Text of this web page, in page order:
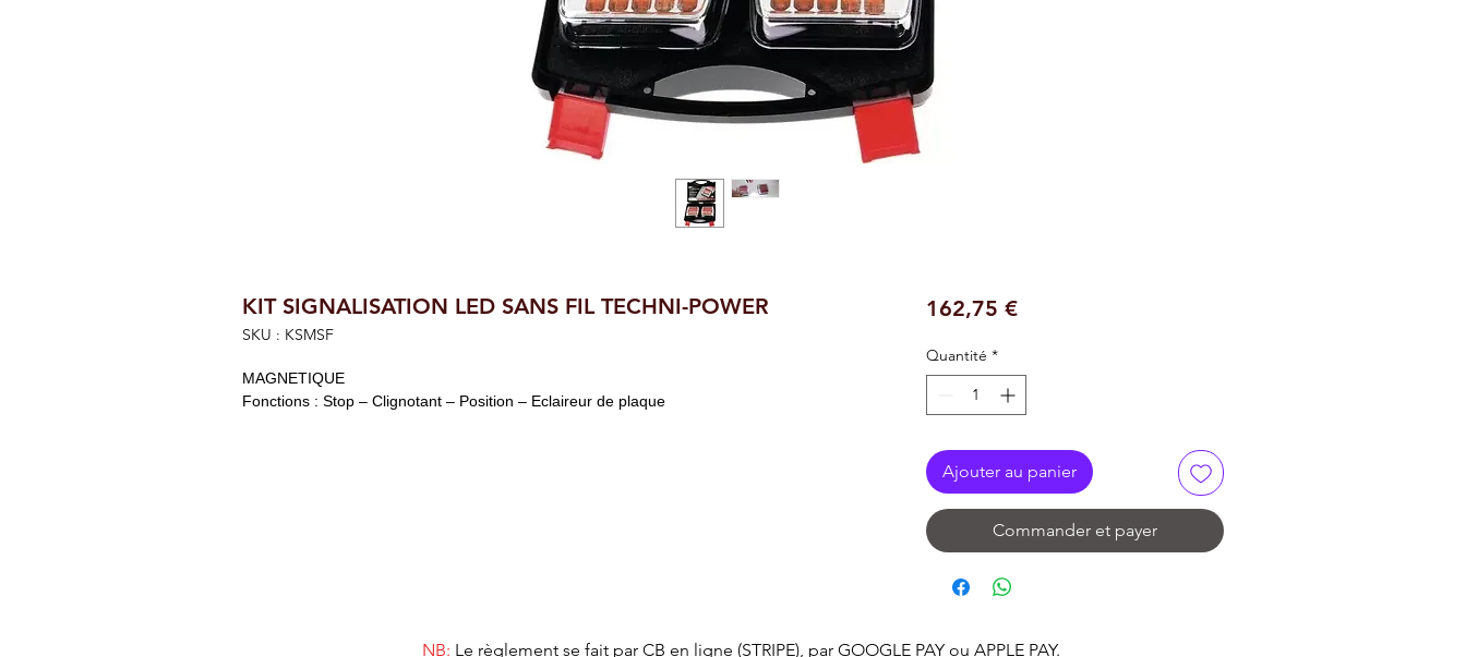
KIT SIGNALISATION LED SANS FIL TECHNI-POWER
SKU : KSMSF
MAGNETIQUE
Fonctions : Stop – Clignotant – Position – Eclaireur de plaque
162,75 €Prix
Quantité *
Ajouter au panier
Commander et payer
NB: Le règlement se fait par CB en ligne (STRIPE), par GOOGLE PAY ou APPLE PAY.